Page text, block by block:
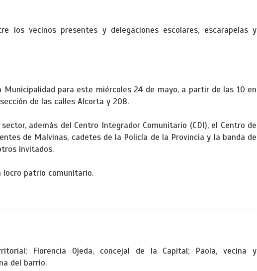
los vecinos presentes y delegaciones escolares, escarapelas y
para este miércoles 24 de mayo, a partir de las 10 en
de las calles Alcorta y 208.
además del Centro Integrador Comunitario (CDI), el Centro de
de Malvinas, cadetes de la Policía de la Provincia y la banda de
invitados.
locro patrio comunitario.
Florencia Ojeda, concejal de la Capital; Paola, vecina y
del barrio.